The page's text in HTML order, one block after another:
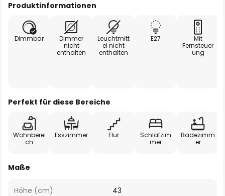
Produktinformationen
Dimmbar
Dimmer
nicht
enthalten
Leuchtmitt
el nicht
enthalten
E27
Mit
Fernsteuer
ung
Perfekt für diese Bereiche
Wohnberei
ch
Esszimmer Flur
Schlafzim
mer
Badezimm
er
Maße
Höhe (cm):
43